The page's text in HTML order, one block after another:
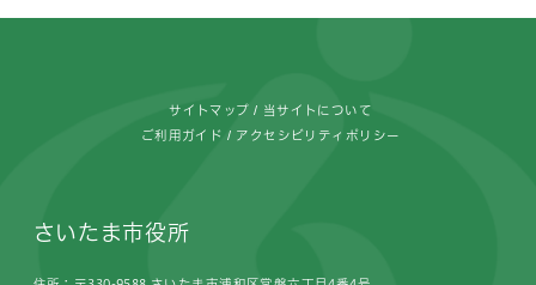
サイトマップ 当サイトについて
ご利用ガイド アクセシビリティポリシー
さいたま市役所